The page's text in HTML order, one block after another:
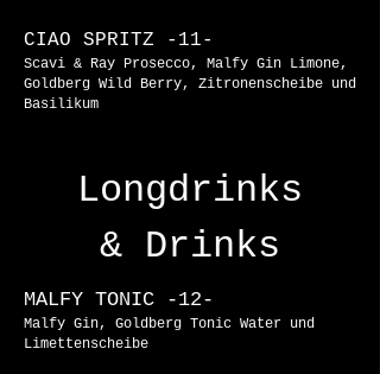
CIAO SPRITZ -11-
Scavi & Ray Prosecco, Malfy Gin Limone,
Goldberg Wild Berry, Zitronenscheibe und
Basilikum
Longdrinks
& Drinks
MALFY TONIC -12-
Malfy Gin, Goldberg Tonic Water und
Limettenscheibe